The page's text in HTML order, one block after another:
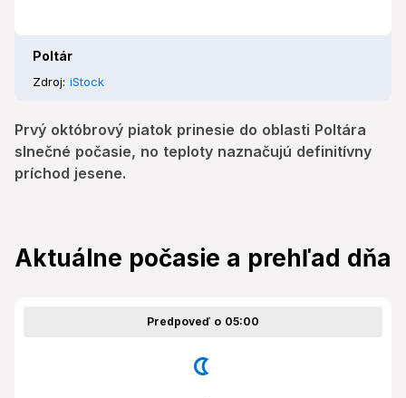
Poltár
Zdroj: iStock
Prvý októbrový piatok prinesie do oblasti Poltára
slnečné počasie, no teploty naznačujú definitívny
príchod jesene.
Aktuálne počasie a prehľad dňa
Predpoveď o 05:00